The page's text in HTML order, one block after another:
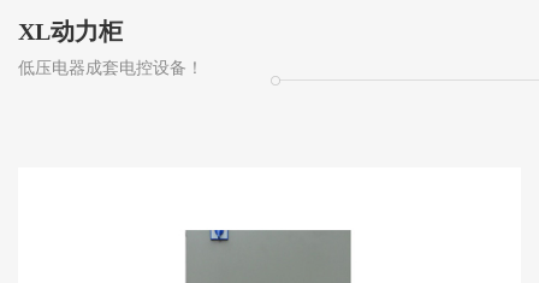
XL动力柜
低压电器成套电控设备！